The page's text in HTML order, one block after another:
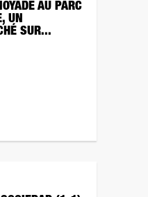
AU PARC
UN
SUR...